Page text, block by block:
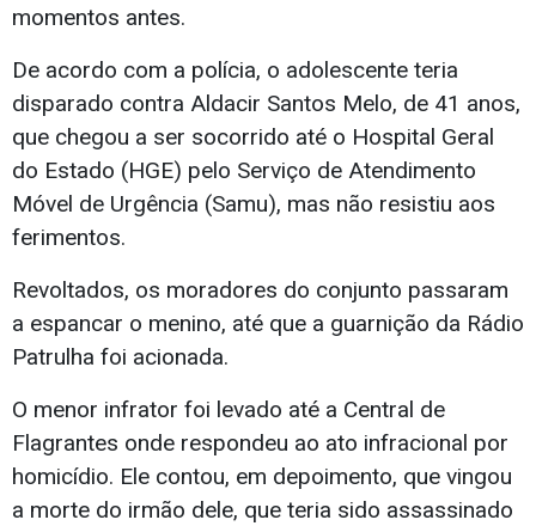
momentos antes.
De acordo com a polícia, o adolescente teria
disparado contra Aldacir Santos Melo, de 41 anos,
que chegou a ser socorrido até o Hospital Geral
do Estado (HGE) pelo Serviço de Atendimento
Móvel de Urgência (Samu), mas não resistiu aos
ferimentos.
Revoltados, os moradores do conjunto passaram
a espancar o menino, até que a guarnição da Rádio
Patrulha foi acionada.
O menor infrator foi levado até a Central de
Flagrantes onde respondeu ao ato infracional por
homicídio. Ele contou, em depoimento, que vingou
a morte do irmão dele, que teria sido assassinado